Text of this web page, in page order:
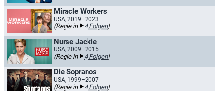
Miracle Workers
USA, 2019–2023
(Regie in 4 Folgen)
Nurse Jackie
USA, 2009–2015
(Regie in 4 Folgen)
Die Sopranos
USA, 1999–2007
(Regie in 4 Folgen)